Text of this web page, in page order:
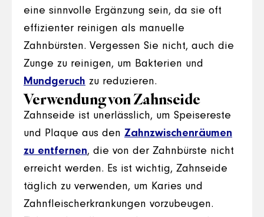
eine sinnvolle Ergänzung sein, da sie oft
effizienter reinigen als manuelle
Zahnbürsten. Vergessen Sie nicht, auch die
Zunge zu reinigen, um Bakterien und
Mundgeruch zu reduzieren.
Verwendung von Zahnseide
Zahnseide ist unerlässlich, um Speisereste
und Plaque aus den Zahnzwischenräumen
zu entfernen, die von der Zahnbürste nicht
erreicht werden. Es ist wichtig, Zahnseide
täglich zu verwenden, um Karies und
Zahnfleischerkrankungen vorzubeugen.